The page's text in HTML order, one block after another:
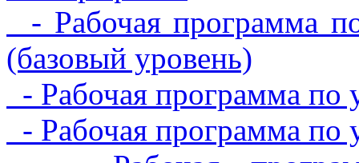
- Рабочая программа
(базовый уровень)
- Рабочая программа
- Рабочая программа по